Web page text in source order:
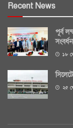
Recent News
পূর্ব
১৮
২৫